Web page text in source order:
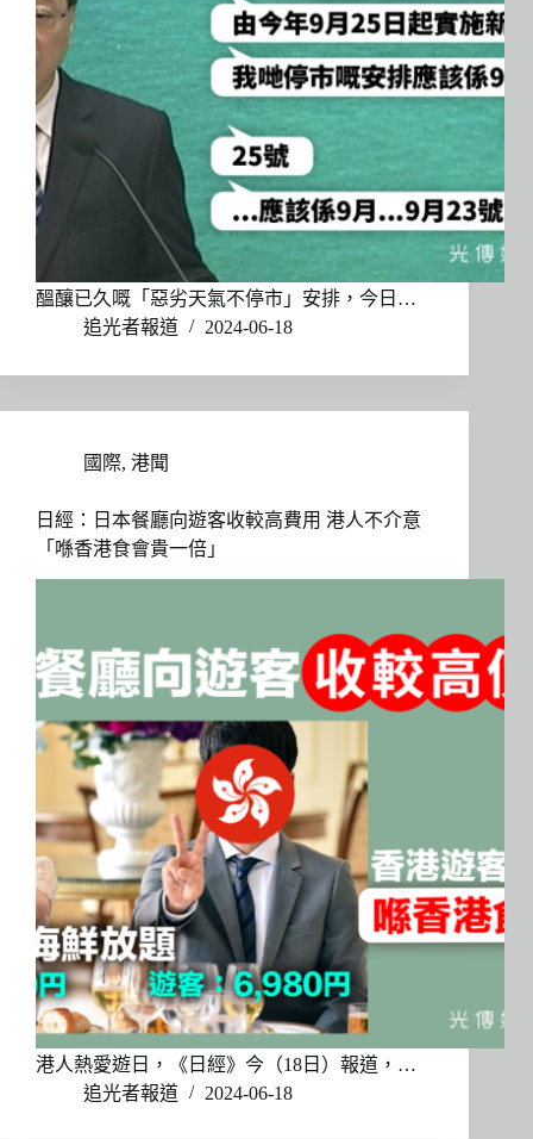
醞釀已久嘅「惡劣天氣不停市」安排，今日…
追光者報道
2024-06-18
國際, 港聞
日經：日本餐廳向遊客收較高費用 港人不介意
「喺香港食會貴一倍」
港人熱愛遊日，《日經》今（18日）報道，…
追光者報道
2024-06-18